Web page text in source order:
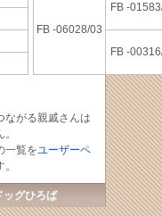
FB -06028/03
FB -
FB -
ながる親戚さんは
一覧をユーザーペ
グひろば